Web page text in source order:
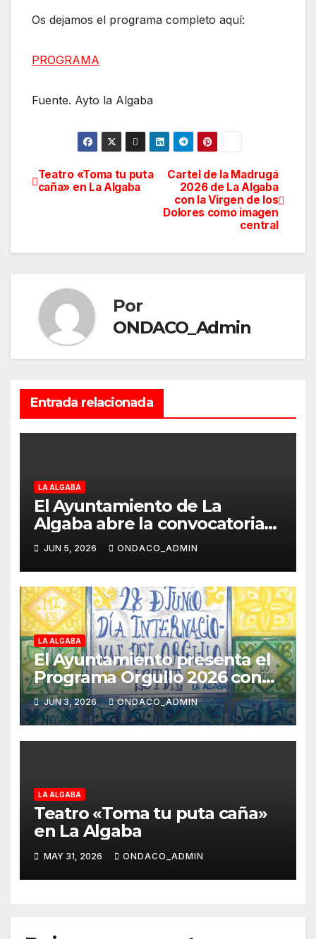
Os dejamos el programa completo aquí:
PROGRAMA
Fuente. Ayto la Algaba
Navegación
Cartel de la Madrugá
2026 de La Algaba
con la Virgen de los
Dolores como imagen
central
Teatro «Toma tu puta
caña» en La Algaba
Por
ONDACO_Admin
Entrada relacionada
LA ALGABA
El Ayuntamiento de La
Algaba abre la convocatoria
del IX Certamen de Teatro
Aficionado “Teatro Algabeño”
2026
JUN 5, 2026 ONDACO_ADMIN
LA ALGABA
El Ayuntamiento presenta el
Programa Orgullo 2026 con
una amplia agenda de
actividades para promover la
diversidad y la inclusión
JUN 3, 2026 ONDACO_ADMIN
LA ALGABA
Teatro «Toma tu puta caña»
en La Algaba
MAY 31, 2026 ONDACO_ADMIN